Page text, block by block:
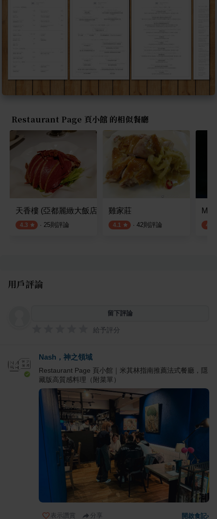
Restaurant Page 頁小館 的相似餐廳
天香樓 (亞都麗緻大飯店)
4.3 · 25則評論
雞家莊
4.1 · 42則評論 4.2
用戶評論
留下評論
給予評分
Nash，神之領域
Restaurant Page 頁小館｜米其林指南推薦法式餐廳，隱
藏版高質感料理（附菜單）
表示讚賞 分享 開啟食記›